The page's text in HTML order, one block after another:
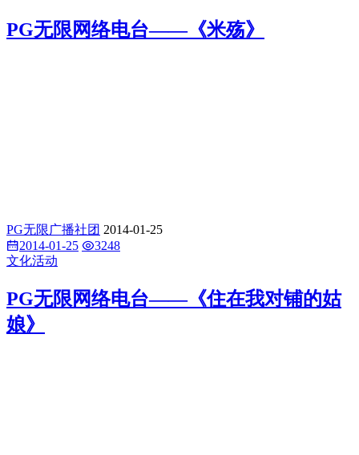
PG无限网络电台——《米殇》
PG无限广播社团 2014-01-25
2014-01-25
3248
文化活动
PG无限网络电台——《住在我对铺的姑
娘》